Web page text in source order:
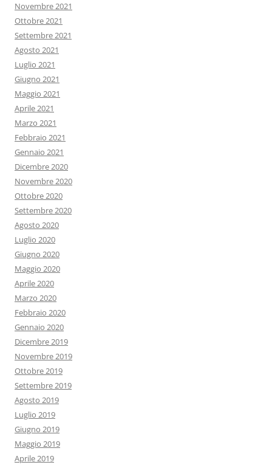
Novembre 2021
Ottobre 2021
Settembre 2021
Agosto 2021
Luglio 2021
Giugno 2021
Maggio 2021
Aprile 2021
Marzo 2021
Febbraio 2021
Gennaio 2021
Dicembre 2020
Novembre 2020
Ottobre 2020
Settembre 2020
Agosto 2020
Luglio 2020
Giugno 2020
Maggio 2020
Aprile 2020
Marzo 2020
Febbraio 2020
Gennaio 2020
Dicembre 2019
Novembre 2019
Ottobre 2019
Settembre 2019
Agosto 2019
Luglio 2019
Giugno 2019
Maggio 2019
Aprile 2019